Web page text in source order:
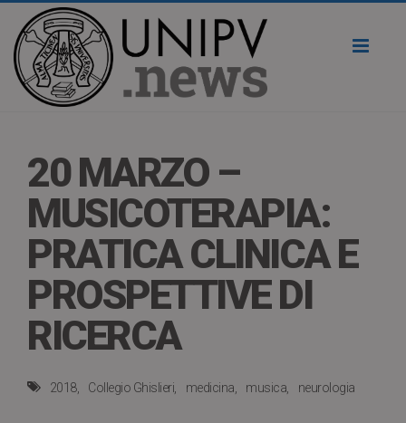
20 MARZO –
MUSICOTERAPIA:
PRATICA CLINICA E
PROSPETTIVE DI
RICERCA
2018 Collegio Ghislieri medicina musica neurologia